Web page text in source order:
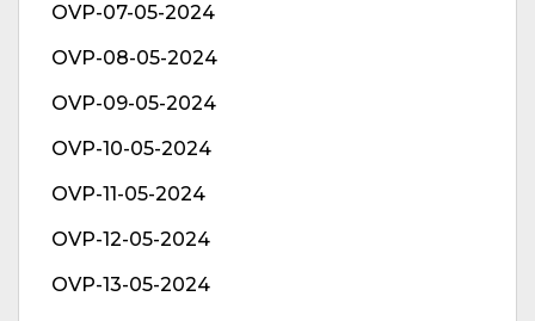
OVP-07-05-2024
OVP-08-05-2024
OVP-09-05-2024
OVP-10-05-2024
OVP-11-05-2024
OVP-12-05-2024
OVP-13-05-2024